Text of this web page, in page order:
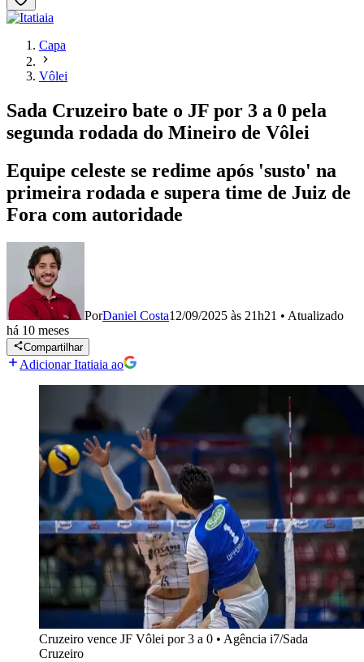
Capa
Vôlei
Sada Cruzeiro bate o JF por 3 a 0 pela
segunda rodada do Mineiro de Vôlei
Equipe celeste se redime após 'susto' na
primeira rodada e supera time de Juiz de
Fora com autoridade
PorDaniel Costa12/09/2025 às 21h21 • Atualizado
há 10 meses
Compartilhar
Adicionar Itatiaia ao
Cruzeiro vence JF Vôlei por 3 a 0 • Agência i7/Sada
Cruzeiro